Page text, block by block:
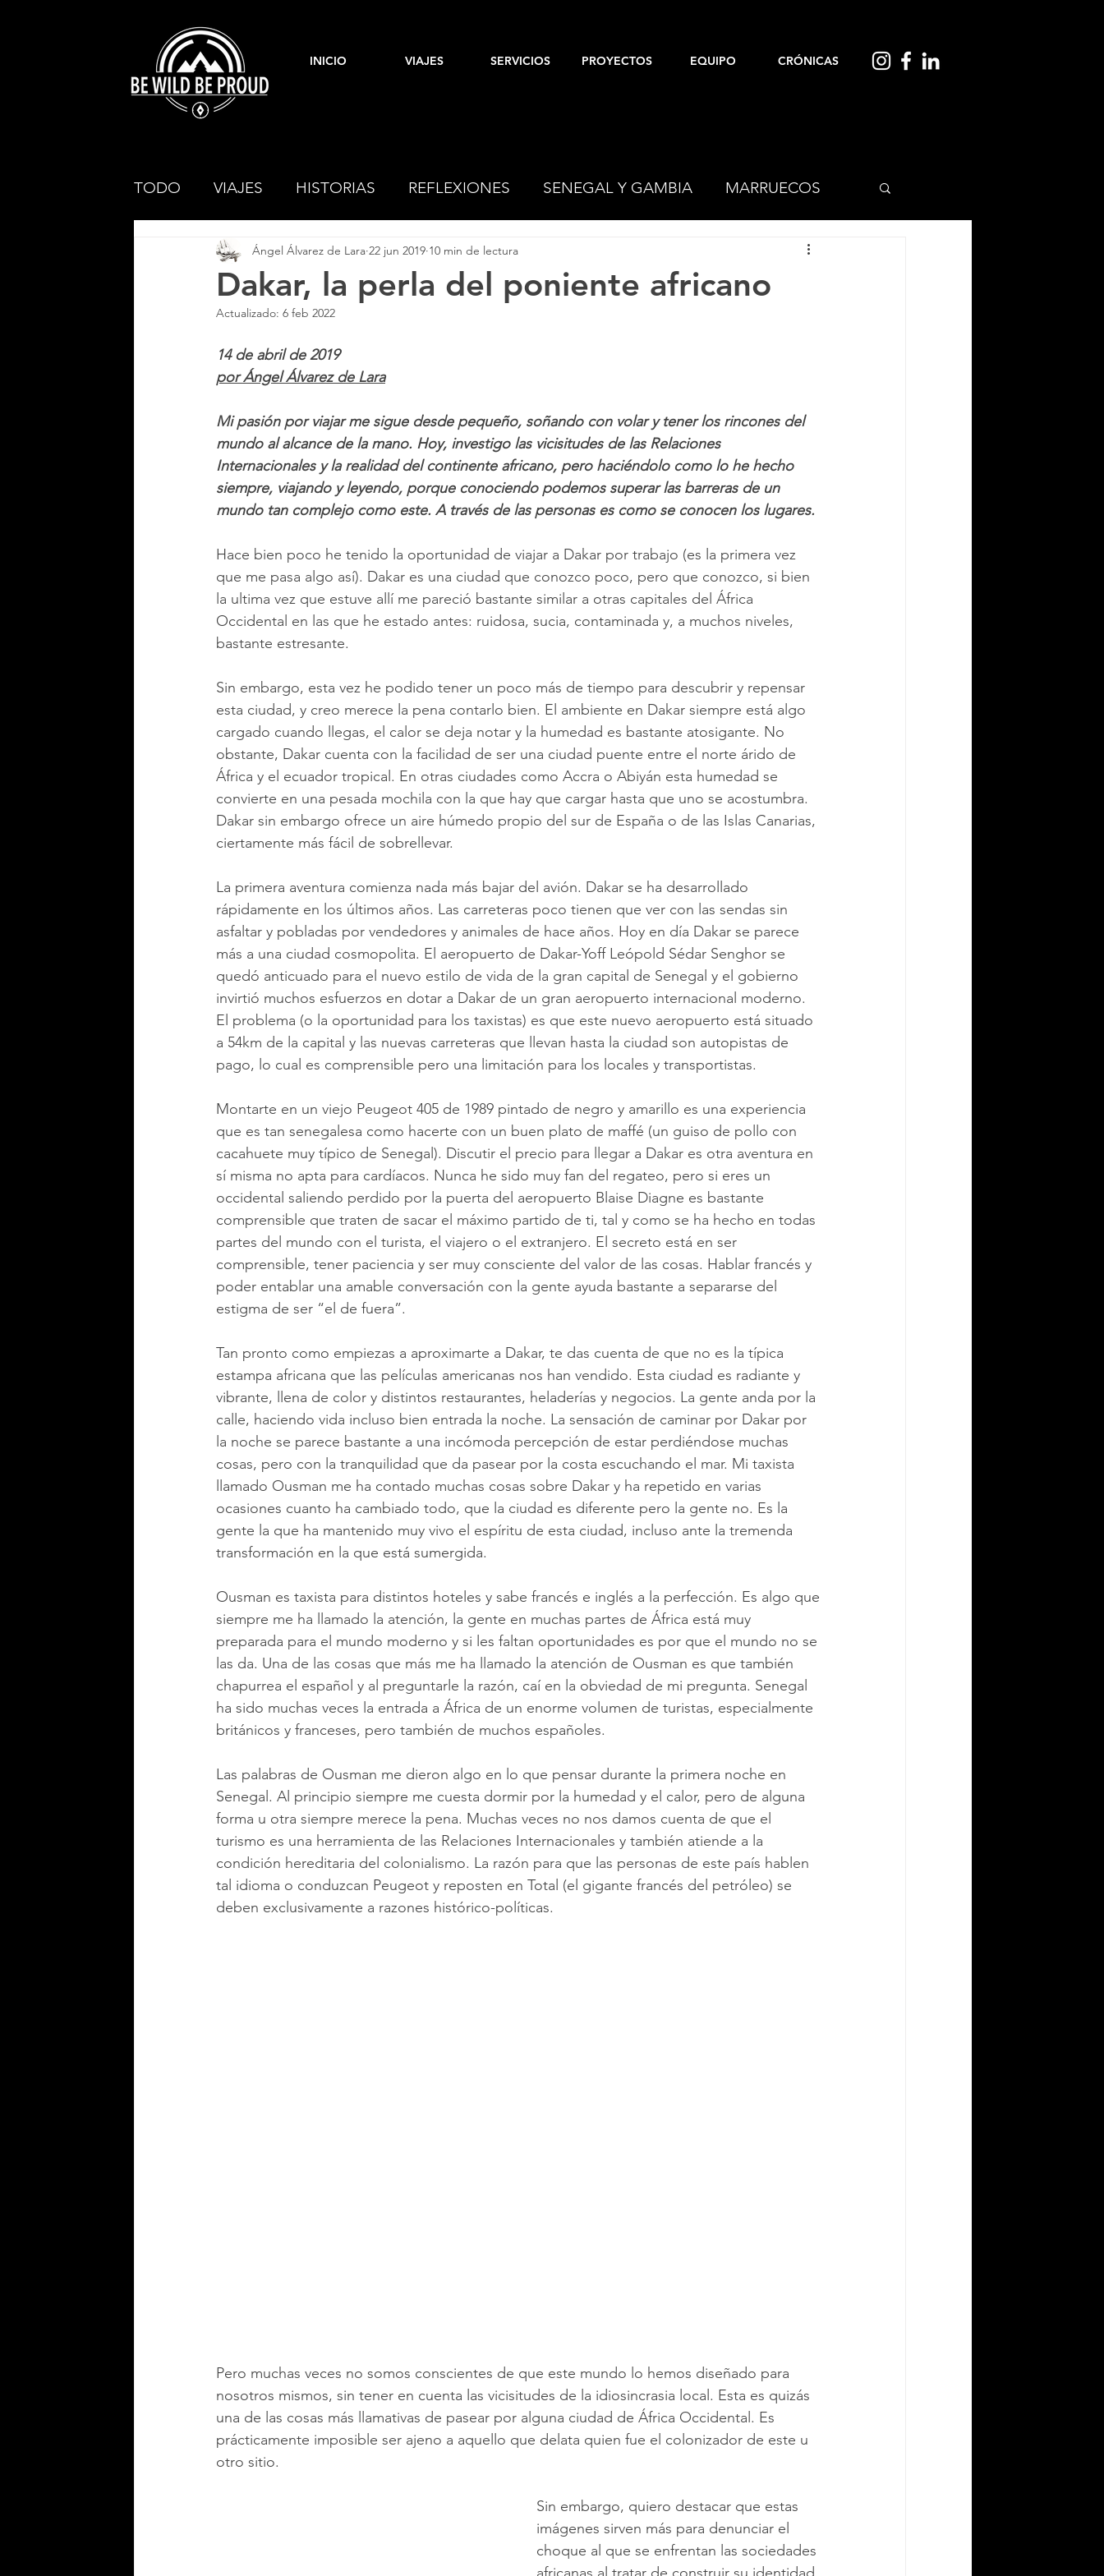
INICIO VIAJES SERVICIOS PROYECTOS EQUIPO CRÓNICAS
TODO VIAJES HISTORIAS REFLEXIONES SENEGAL Y GAMBIA MARRUECOS
COLOMBIA ETIOPÍA ESPAÑA
Dakar, la perla del poniente africano
Ángel Álvarez de Lara 22 jun 2019 10 min de lectura
Actualizado: 6 feb 2022
14 de abril de 2019
por Ángel Álvarez de Lara
Mi pasión por viajar me sigue desde pequeño, soñando con volar y tener los rincones del
mundo al alcance de la mano. Hoy, investigo las vicisitudes de las Relaciones
Internacionales y la realidad del continente africano, pero haciéndolo como lo he hecho
siempre, viajando y leyendo, porque conociendo podemos superar las barreras de un
mundo tan complejo como este. A través de las personas es como se conocen los lugares.
Hace bien poco he tenido la oportunidad de viajar a Dakar por trabajo (es la primera vez
que me pasa algo así). Dakar es una ciudad que conozco poco, pero que conozco, si bien
la ultima vez que estuve allí me pareció bastante similar a otras capitales del África
Occidental en las que he estado antes: ruidosa, sucia, contaminada y, a muchos niveles,
bastante estresante.
Sin embargo, esta vez he podido tener un poco más de tiempo para descubrir y repensar
esta ciudad, y creo merece la pena contarlo bien. El ambiente en Dakar siempre está algo
cargado cuando llegas, el calor se deja notar y la humedad es bastante atosigante. No
obstante, Dakar cuenta con la facilidad de ser una ciudad puente entre el norte árido de
África y el ecuador tropical. En otras ciudades como Accra o Abiyán esta humedad se
convierte en una pesada mochila con la que hay que cargar hasta que uno se acostumbra.
Dakar sin embargo ofrece un aire húmedo propio del sur de España o de las Islas Canarias,
ciertamente más fácil de sobrellevar.
La primera aventura comienza nada más bajar del avión. Dakar se ha desarrollado
rápidamente en los últimos años. Las carreteras poco tienen que ver con las sendas sin
asfaltar y pobladas por vendedores y animales de hace años. Hoy en día Dakar se parece
más a una ciudad cosmopolita. El aeropuerto de Dakar-Yoff Leópold Sédar Senghor se
quedó anticuado para el nuevo estilo de vida de la gran capital de Senegal y el gobierno
invirtió muchos esfuerzos en dotar a Dakar de un gran aeropuerto internacional moderno.
El problema (o la oportunidad para los taxistas) es que este nuevo aeropuerto está situado
a 54km de la capital y las nuevas carreteras que llevan hasta la ciudad son autopistas de
pago, lo cual es comprensible pero una limitación para los locales y transportistas.
Montarte en un viejo Peugeot 405 de 1989 pintado de negro y amarillo es una experiencia
que es tan senegalesa como hacerte con un buen plato de maffé (un guiso de pollo con
cacahuete muy típico de Senegal). Discutir el precio para llegar a Dakar es otra aventura en
sí misma no apta para cardíacos. Nunca he sido muy fan del regateo, pero si eres un
occidental saliendo perdido por la puerta del aeropuerto Blaise Diagne es bastante
comprensible que traten de sacar el máximo partido de ti, tal y como se ha hecho en todas
partes del mundo con el turista, el viajero o el extranjero. El secreto está en ser
comprensible, tener paciencia y ser muy consciente del valor de las cosas. Hablar francés y
poder entablar una amable conversación con la gente ayuda bastante a separarse del
estigma de ser “el de fuera”.
Tan pronto como empiezas a aproximarte a Dakar, te das cuenta de que no es la típica
estampa africana que las películas americanas nos han vendido. Esta ciudad es radiante y
vibrante, llena de color y distintos restaurantes, heladerías y negocios. La gente anda por la
calle, haciendo vida incluso bien entrada la noche. La sensación de caminar por Dakar por
la noche se parece bastante a una incómoda percepción de estar perdiéndose muchas
cosas, pero con la tranquilidad que da pasear por la costa escuchando el mar. Mi taxista
llamado Ousman me ha contado muchas cosas sobre Dakar y ha repetido en varias
ocasiones cuanto ha cambiado todo, que la ciudad es diferente pero la gente no. Es la
gente la que ha mantenido muy vivo el espíritu de esta ciudad, incluso ante la tremenda
transformación en la que está sumergida.
Ousman es taxista para distintos hoteles y sabe francés e inglés a la perfección. Es algo que
siempre me ha llamado la atención, la gente en muchas partes de África está muy
preparada para el mundo moderno y si les faltan oportunidades es por que el mundo no se
las da. Una de las cosas que más me ha llamado la atención de Ousman es que también
chapurrea el español y al preguntarle la razón, caí en la obviedad de mi pregunta. Senegal
ha sido muchas veces la entrada a África de un enorme volumen de turistas, especialmente
británicos y franceses, pero también de muchos españoles.
Las palabras de Ousman me dieron algo en lo que pensar durante la primera noche en
Senegal. Al principio siempre me cuesta dormir por la humedad y el calor, pero de alguna
forma u otra siempre merece la pena. Muchas veces no nos damos cuenta de que el
turismo es una herramienta de las Relaciones Internacionales y también atiende a la
condición hereditaria del colonialismo. La razón para que las personas de este país hablen
tal idioma o conduzcan Peugeot y reposten en Total (el gigante francés del petróleo) se
deben exclusivamente a razones histórico-políticas.
Pero muchas veces no somos conscientes de que este mundo lo hemos diseñado para
nosotros mismos, sin tener en cuenta las vicisitudes de la idiosincrasia local. Esta es quizás
una de las cosas más llamativas de pasear por alguna ciudad de África Occidental. Es
prácticamente imposible ser ajeno a aquello que delata quien fue el colonizador de este u
otro sitio.
Sin embargo, quiero destacar que estas
imágenes sirven más para denunciar el
choque al que se enfrentan las sociedades